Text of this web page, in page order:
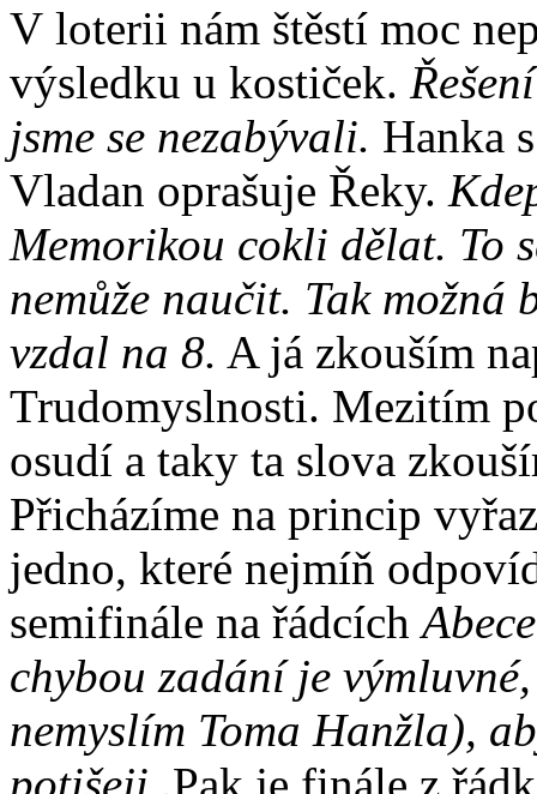
V loterii nám štěstí moc
výsledku u kostiček.
jsme se nezabývali. Hanka
Vladan oprašuje Řeky.
Memorikou cokli dělat. To
nemůže naučit. Tak možná
vzdal na 8. A já zkouším
Trudomyslnosti. Mezitím
osudí a taky ta slova
Přicházíme na princip
jedno, které nejmíň
semifinále na řádcích
chybou zadání je
nemyslím Toma Hanžla),
potišeji..Pak je finále z